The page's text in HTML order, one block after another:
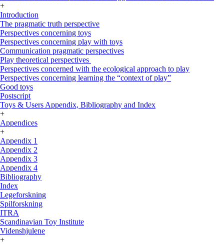
+
Introduction
The pragmatic truth perspective
Perspectives concerning toys
Perspectives concerning play with toys
Communication pragmatic perspectives
Play theoretical perspectives
Perspectives concerned with the ecological approach to play
Perspectives concerning learning the “context of play”
Good toys
Postscript
Toys & Users Appendix, Bibliography and Index
+
Appendices
+
Appendix 1
Appendix 2
Appendix 3
Appendix 4
Bibliography
Index
Legeforskning
Spilforskning
ITRA
Scandinavian Toy Institute
Videnshjulene
+